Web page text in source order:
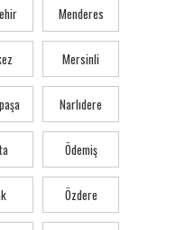
Menderes
Mersinli
Narlıdere
Ödemiş
Özdere